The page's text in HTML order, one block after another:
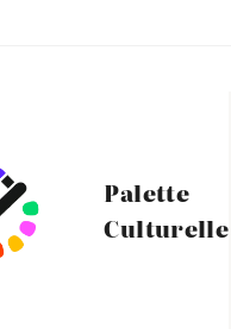
Palette
Culturelle